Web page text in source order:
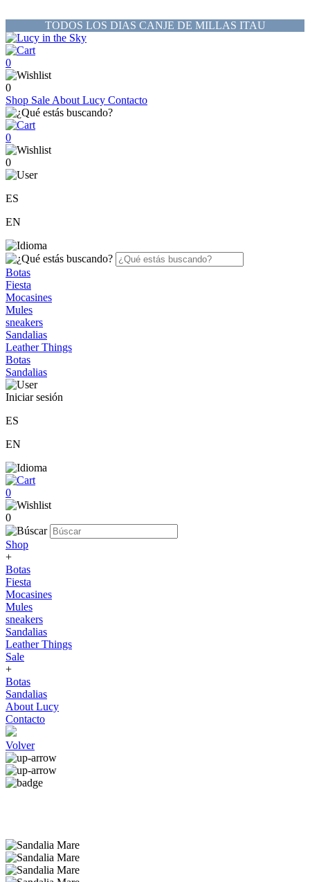
TODOS LOS DIAS CANJE DE MILLAS ITAU
0
0
Shop Sale About Lucy Contacto
0
0
ES
EN
Botas
Fiesta
Mocasines
Mules
sneakers
Sandalias
Leather Things
Botas
Sandalias
Iniciar sesión
ES
EN
0
0
Shop
+
Botas
Fiesta
Mocasines
Mules
sneakers
Sandalias
Leather Things
Sale
+
Botas
Sandalias
About Lucy
Contacto
Volver